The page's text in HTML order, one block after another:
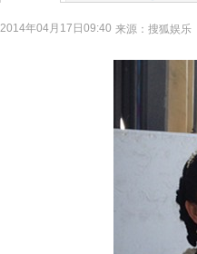
2014年04月17日09:40 来源： 搜狐娱乐